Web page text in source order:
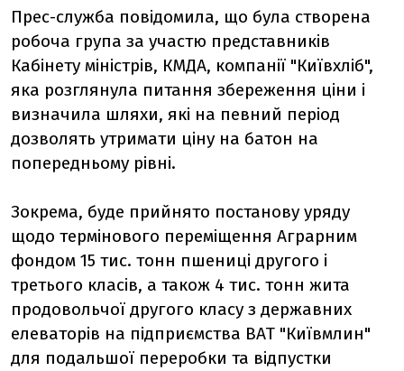
Прес-служба повідомила, що була створена
робоча група за участю представників
Кабінету міністрів, КМДА, компанії "Київхліб",
яка розглянула питання збереження ціни і
визначила шляхи, які на певний період
дозволять утримати ціну на батон на
попередньому рівні.
Зокрема, буде прийнято постанову уряду
щодо термінового переміщення Аграрним
фондом 15 тис. тонн пшениці другого і
третього класів, а також 4 тис. тонн жита
продовольчої другого класу з державних
елеваторів на підприємства ВАТ "Київмлин"
для подальшої переробки та відпустки